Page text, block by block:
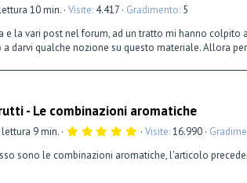
e
)
10 min. Visite 4.417 Gradimento 5
e la vari post nel forum, ad un tratto mi hanno
darvi qualche nozione su questo materiale. Allora
- Le combinazioni aromatiche
9 min. 5
0
0
Visite 16.990
sono le combinazioni aromatiche, l'articolo